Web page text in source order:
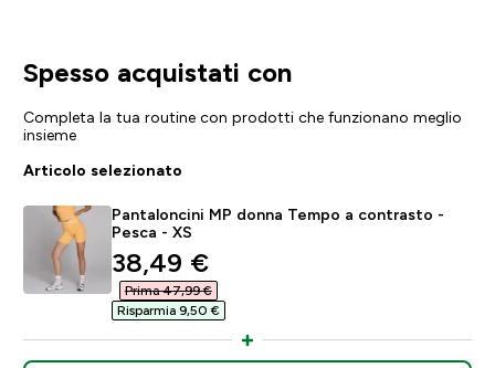
Spesso acquistati con
Completa la tua routine con prodotti che funzionano meglio
insieme
Articolo selezionato
Pantaloncini MP donna Tempo a contrasto -
Pesca - XS
discounted price
38,49 €‎
Prima 47,99 €‎
Risparmia 9,50 €‎